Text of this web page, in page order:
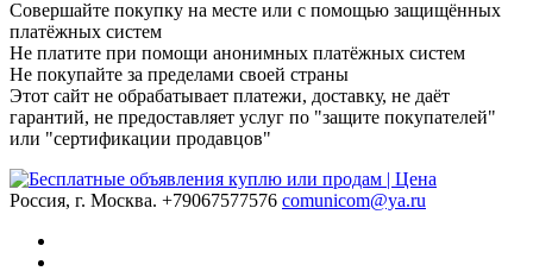
Совершайте покупку на месте или с помощью защищённых
платёжных систем
Не платите при помощи анонимных платёжных систем
Не покупайте за пределами своей страны
Этот сайт не обрабатывает платежи, доставку, не даёт
гарантий, не предоставляет услуг по "защите покупателей"
или "сертификации продавцов"
Россия, г. Москва. +79067577576 comunicom@ya.ru